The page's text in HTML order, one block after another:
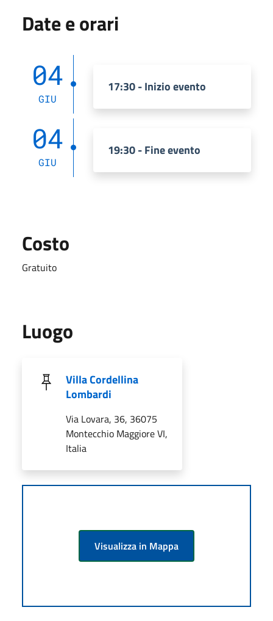
Date e orari
04
GIU
17:30 - Inizio evento
04
GIU
19:30 - Fine evento
Costo
Gratuito
Luogo
Villa Cordellina
Lombardi
Via Lovara, 36, 36075
Montecchio Maggiore VI,
Italia
Visualizza in Mappa